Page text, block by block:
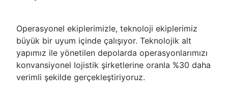
Operasyonel ekiplerimizle, teknoloji ekiplerimiz
büyük bir uyum içinde çalışıyor. Teknolojik alt
yapımız ile yönetilen depolarda operasyonlarımızı
konvansiyonel lojistik şirketlerine oranla %30 daha
verimli şekilde gerçekleştiriyoruz.